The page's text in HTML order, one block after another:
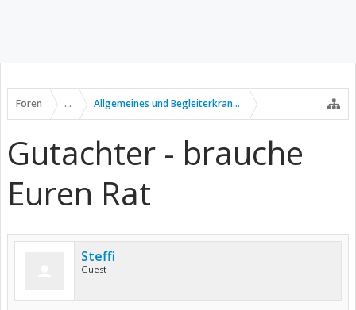
Foren ... Allgemeines und Begleiterkrankungen
Gutachter - brauche
Euren Rat
Steffi
Guest